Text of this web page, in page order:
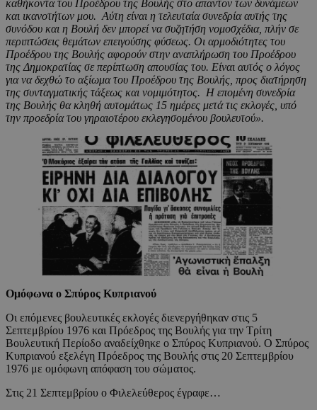
καθήκοντα του Προέδρου της Βουλής στο απαντον των δυνάμεων
και ικανοτήτων μου. Αύτη είναι η τελευταία συνεδρία αυτής της
συνόδου και η Βουλή δεν μπορεί να συζητήση νομοσχέδια, πλήν σε
περιπτώσεις θεμάτων επειγούσης φύσεως. Οι αρμοδιότητες του
Προέδρου της Βουλής αφορούν στην αναπλήρωση του Προέδρου
της Δημοκρατίας σε περίπτωση απουσίας του. Είναι αυτός ο λόγος
για να δεχθώ το αξίωμα του Προέδρου της Βουλής, προς διατήρηση
της συνταγματικής τάξεως και νομιμότητος. Η επομένη συνεδρία
της Βουλής θα κληθή αυτομάτως 15 ημέρες μετά τις εκλογές, υπό
την προεδρία του γηραιοτέρου εκλεγησομένου βουλευτού».
Ομόφωνα ο Σπύρος Κυπριανού
Οι επόμενες βουλευτικές εκλογές διενεργήθηκαν στις 5
Σεπτεμβρίου 1976 και Πρόεδρος της Βουλής για την Τρίτη
Βουλευτική Περίοδο αναδείχθηκε ο Σπύρος Κυπριανού. Ο Σπύρος
Κυπριανού εξελέγη Πρόεδρος της Βουλής στις 20 Σεπτεμβρίου
1976 με ομόφωνη απόφαση του σώματος.
Στις 21 Σεπτεμβρίου ο Φιλελεύθερος έγραφε…